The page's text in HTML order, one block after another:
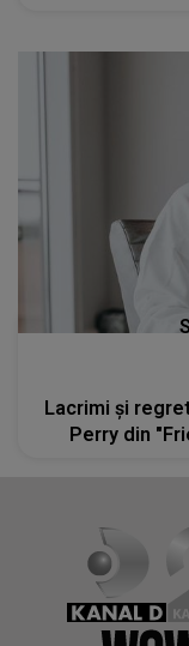
Lacrimi și
Perry din